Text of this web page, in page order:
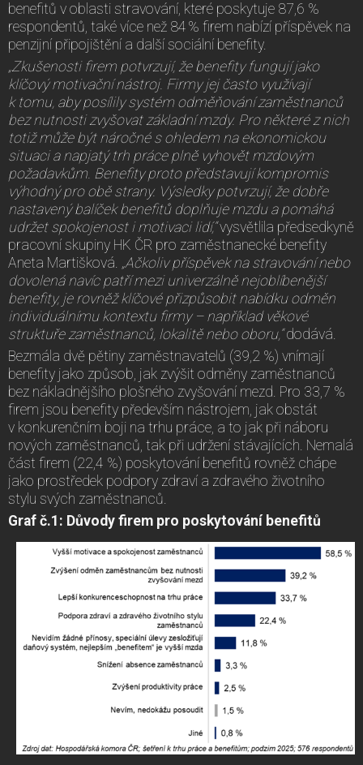
benefitů v oblasti stravování, které poskytuje 87,6 %
respondentů, také více než 84 % firem nabízí příspěvek na
penzijní připojištění a další sociální benefity.
„Zkušenosti firem potvrzují, že benefity fungují jako
klíčový motivační nástroj. Firmy jej často využívají
k tomu, aby posílily systém odměňování zaměstnanců
bez nutnosti zvyšovat základní mzdy. Pro některé z nich
totiž může být náročné s ohledem na ekonomickou
situaci a napjatý trh práce plně vyhovět mzdovým
požadavkům. Benefity proto představují kompromis
výhodný pro obě strany. Výsledky potvrzují, že dobře
nastavený balíček benefitů doplňuje mzdu a pomáhá
udržet spokojenost i motivaci lidí,“vysvětlila předsedkyně
pracovní skupiny HK ČR pro zaměstnanecké benefity
Aneta Martišková. „Ačkoliv příspěvek na stravování nebo
dovolená navíc patří mezi univerzálně nejoblíbenější
benefity, je rovněž klíčové přizpůsobit nabídku odměn
individuálnímu kontextu firmy – například věkové
struktuře zaměstnanců, lokalitě nebo oboru,“dodává.
Bezmála dvě pětiny zaměstnavatelů (39,2 %) vnímají
benefity jako způsob, jak zvýšit odměny zaměstnanců
bez nákladnějšího plošného zvyšování mezd. Pro 33,7 %
firem jsou benefity především nástrojem, jak obstát
v konkurenčním boji na trhu práce, a to jak při náboru
nových zaměstnanců, tak při udržení stávajících. Nemalá
část firem (22,4 %) poskytování benefitů rovněž chápe
jako prostředek podpory zdraví a zdravého životního
stylu svých zaměstnanců.
Graf č.1: Důvody firem pro poskytování benefitů